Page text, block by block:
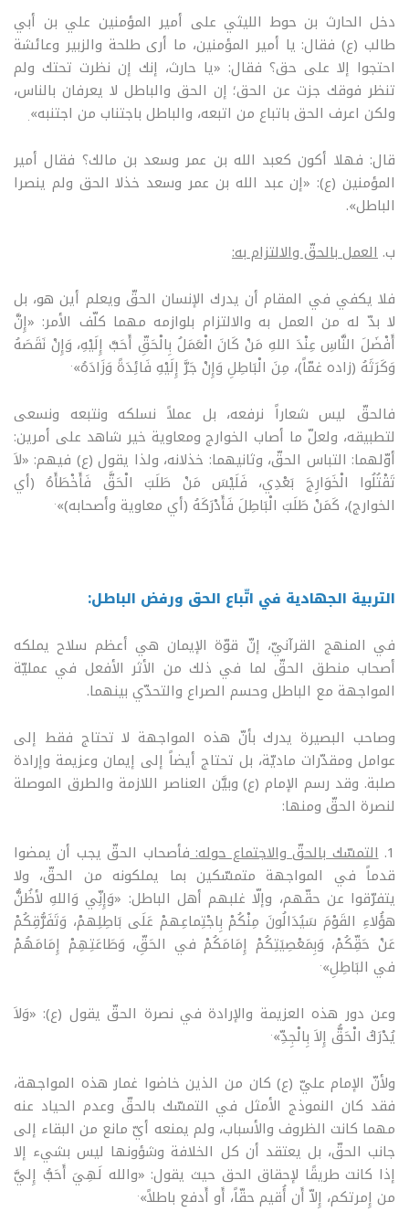
دخل الحارث بن حوط الليثي على أمير المؤمنين علي بن أبي
طالب (ع) فقال: يا أمير المؤمنين، ما أرى طلحة والزبير وعائشة
احتجوا إلا على حق؟ فقال: «يا حارث، إنك إن نظرت تحتك ولم
تنظر فوقك جزت عن الحق؛ إن الحق والباطل لا يعرفان بالناس،
ولكن اعرف الحق باتباع من اتبعه، والباطل باجتناب من اجتنبه».
قال: فهلا أكون كعبد الله بن عمر وسعد بن مالك؟ فقال أمير
المؤمنين (ع): «إن عبد الله بن عمر وسعد خذلا الحق ولم ينصرا
الباطل».
ب. العمل بالحقّ والالتزام به:
فلا يكفي في المقام أن يدرك الإنسان الحقّ ويعلم أين هو، بل
لا بدّ له من العمل به والالتزام بلوازمه مهما كلّف الأمر: «إِنَّ
أَفْضَلَ النَّاسِ عِنْدَ اللهِ مَنْ كَانَ الْعَمَلُ بِالْحَقِّ أَحَبَّ إِلَيْهِ، وَإِنْ نَقَصَهُ
وَكَرَثَهُ (زاده غمّاً)، مِنَ الْبَاطِلِ وَإِنْ جَرَّ إِلَيْهِ فَائِدَةً وَزَادَهُ».
فالحقّ ليس شعاراً نرفعه، بل عملاً نسلكه ونتبعه ونسعى
لتطبيقه، ولعلّ ما أصاب الخوارج ومعاوية خير شاهد على أمرين:
أوّلهما: التباس الحقّ، وثانيهما: خذلانه، ولذا يقول (ع) فيهم: «لاَ
تَقْتُلُوا الْخَوَارِجَ بَعْدِي، فَلَيْسَ مَنْ طَلَبَ الْحَقَّ فَأَخْطَأَهُ (أي
الخوارج)، كَمَنْ طَلَبَ الْبَاطِلَ فَأَدْرَكَهُ (أي معاوية وأصحابه)».
التربية الجهادية في اتّباع الحق ورفض الباطل:
في المنهج القرآنيّ، إنّ قوّة الإيمان هي أعظم سلاح يملكه
أصحاب منطق الحقّ لما في ذلك من الأثر الأفعل في عمليّة
المواجهة مع الباطل وحسم الصراع والتحدّي بينهما.
وصاحب البصيرة يدرك بأنّ هذه المواجهة لا تحتاج فقط إلى
عوامل ومقدّرات ماديّة، بل تحتاج أيضاً إلى إيمان وعزيمة وإرادة
صلبة. وقد رسم الإمام (ع) وبيَّن العناصر اللازمة والطرق الموصلة
لنصرة الحقّ ومنها:
1. التمسّك بالحقّ والاجتماع حوله:فأصحاب الحقّ يجب أن يمضوا
قدماً في المواجهة متمسّكين بما يملكونه من الحقّ، ولا
يتفرّقوا عن حقّهم، وإلّا غلبهم أهل الباطل: «وَإِنِّي وَاللهِ لأظُنُّ
هؤُلاءِ القَوْمَ سَيُدَالُونَ مِنْكُمْ بِاجْتِماعِهمْ عَلَى بَاطِلِهمْ، وَتَفَرُّقِكُمْ
عَنْ حَقِّكُمْ، وَبِمَعْصِيَتِكُمْ إِمَامَكُمْ في الحَقِّ، وَطَاعَتِهِمْ إِمَامَهُمْ
في البَاطِلِ».
وعن دور هذه العزيمة والإرادة في نصرة الحقّ يقول (ع): «وَلاَ
يُدْرَكُ الْحَقُّ إِلاَ بِالْجِدِّ».
ولأنّ الإمام عليّ (ع) كان من الذين خاضوا غمار هذه المواجهة،
فقد كان النموذج الأمثل في التمسّك بالحقّ وعدم الحياد عنه
مهما كانت الظروف والأسباب، ولم يمنعه أيّ مانع من البقاء إلى
جانب الحقّ، بل يعتقد أن كل الخلافة وشؤونها ليس بشيء إلا
إذا كانت طريقًا لإحقاق الحق حيث يقول: «والله لَهِيَ أَحَبُّ إِليَّ
من إِمرتكم، إِلاّ أَن أُقيم حقّاً، أَو أَدفع باطلاً».